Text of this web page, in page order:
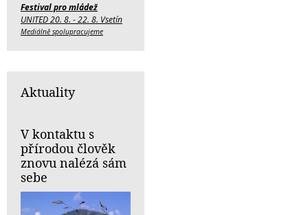
Festival pro mládež
UNITED 20. 8. - 22. 8. Vsetín
Mediálně spolupracujeme
Aktuality
V kontaktu s
přírodou člověk
znovu nalézá sám
sebe